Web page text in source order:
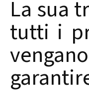
La sua
tutti i